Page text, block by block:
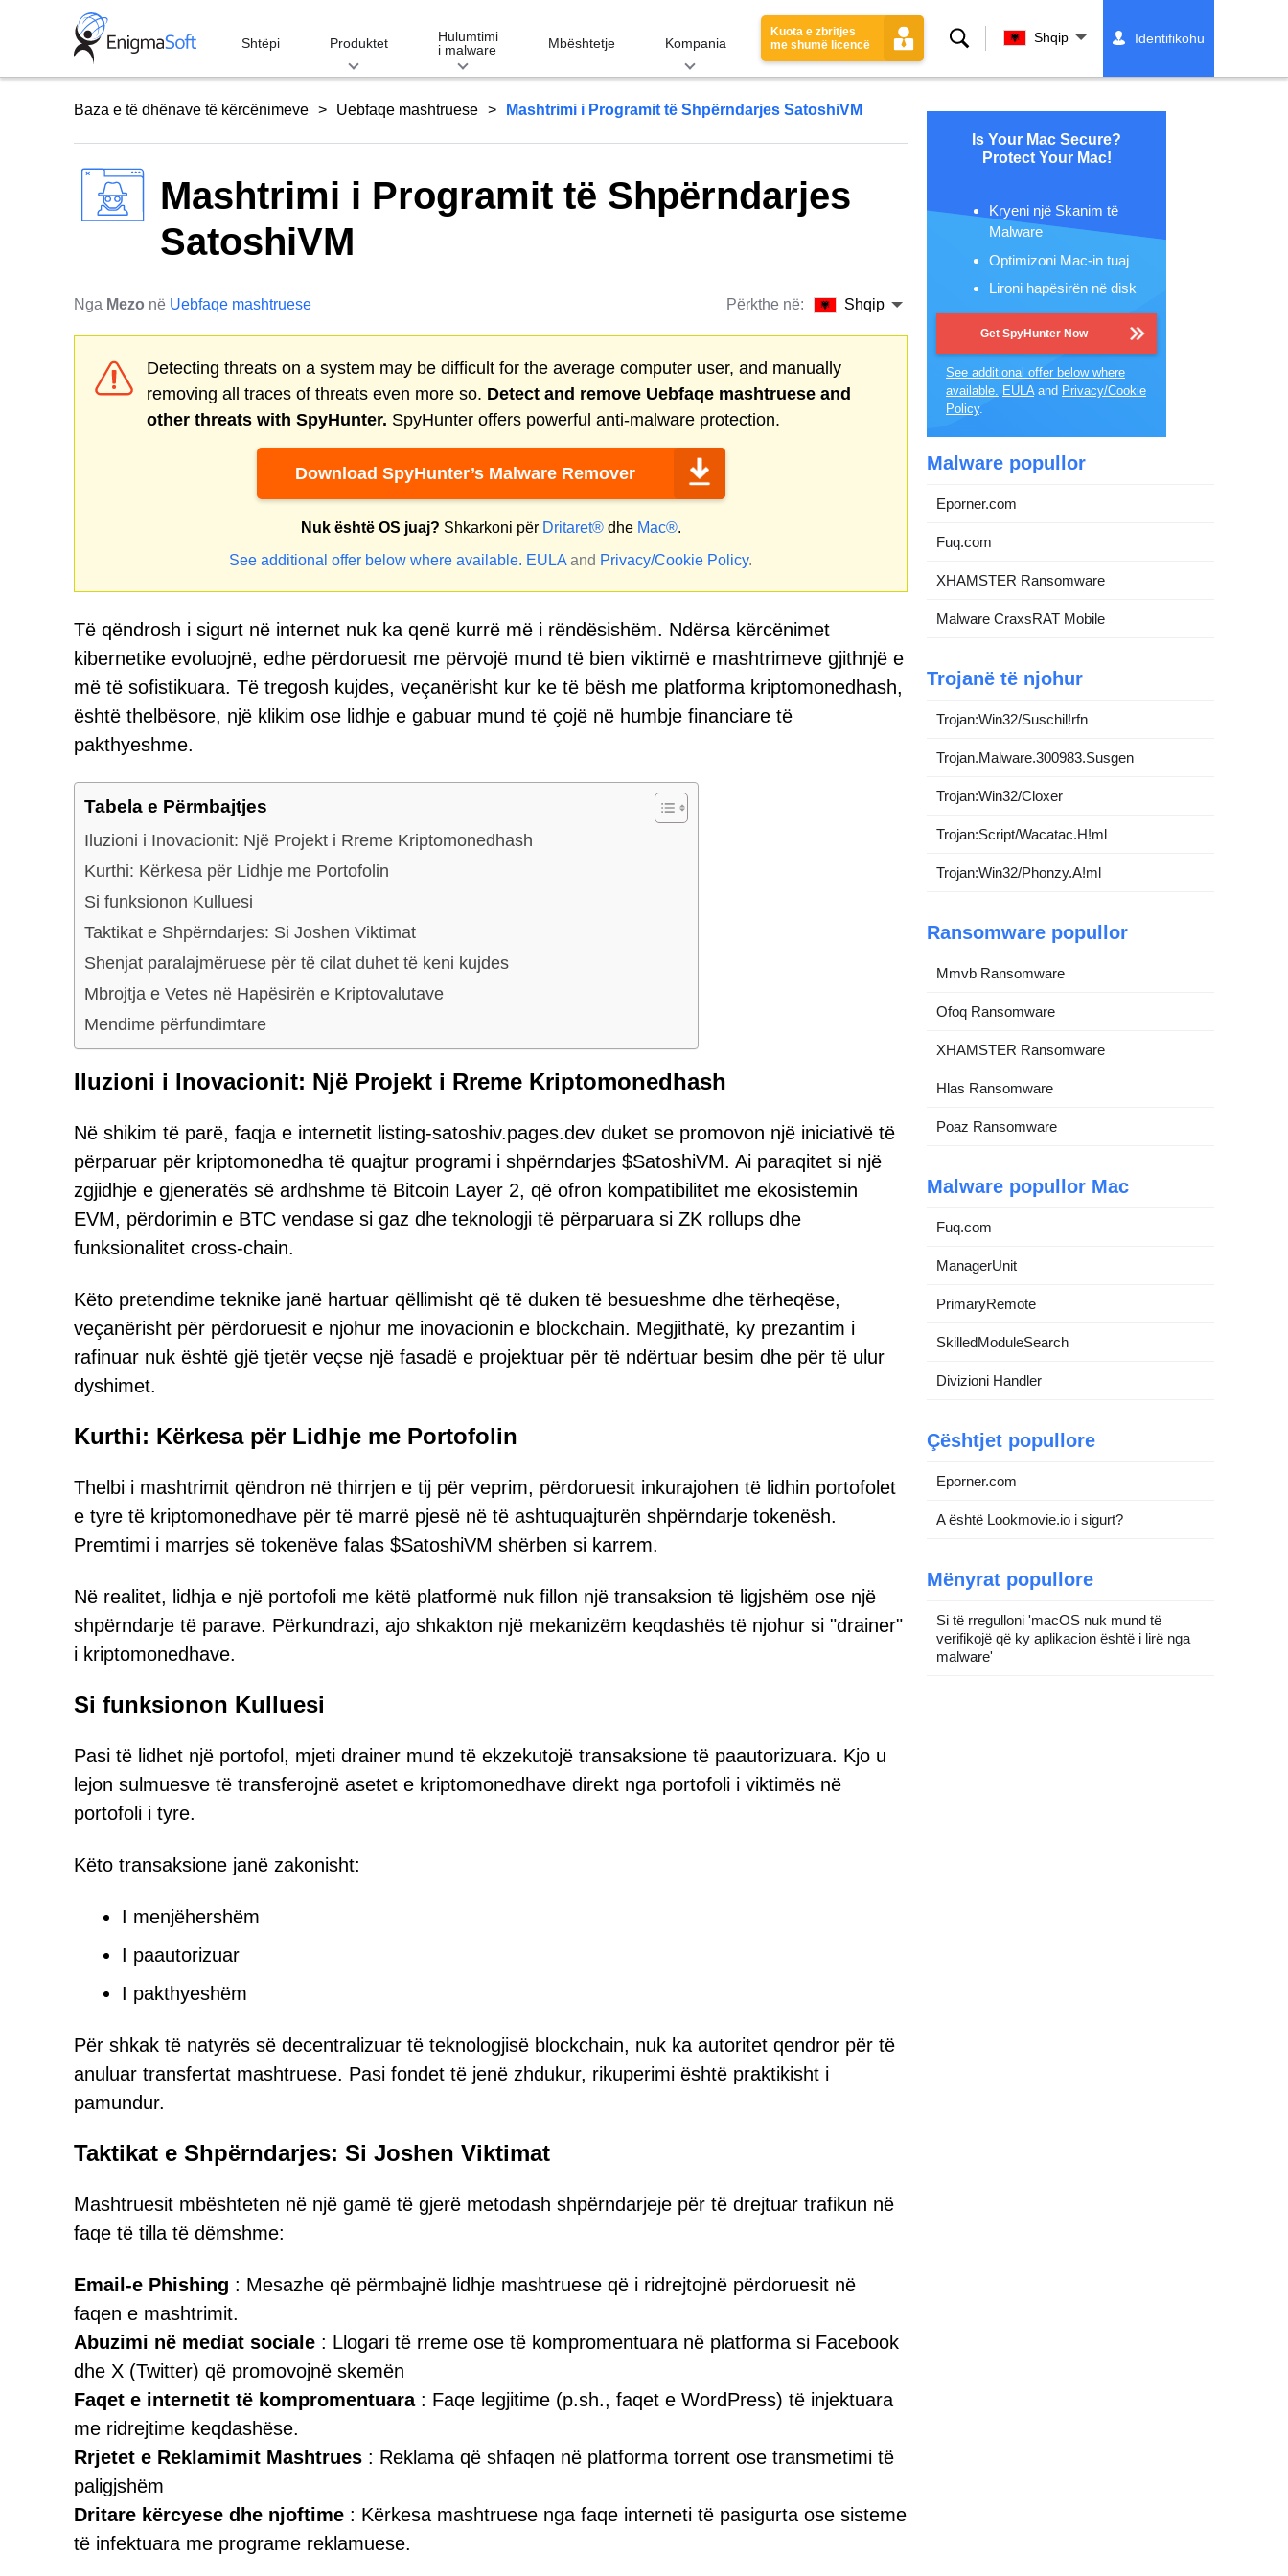
Shtëpi Produktet
Hulumtimi
i malware
Mbështetje Kompania
Kuota e zbritjes
me shumë licencë
Kërko Shqip Identifikohu
Baza e të dhënave të kërcënimeve Uebfaqe mashtruese Mashtrimi i Programit të Shpërndarjes SatoshiVM
Mashtrimi i Programit të Shpërndarjes
SatoshiVM
Nga Mezo në Uebfaqe mashtruese Përkthe në: Shqip
Detecting threats on a system may be difficult for the average computer user, and manually
removing all traces of threats even more so. Detect and remove Uebfaqe mashtruese and
other threats with SpyHunter. SpyHunter offers powerful anti-malware protection.
Download SpyHunter’s Malware Remover
Nuk është OS juaj? Shkarkoni për Dritaret®dhe Mac®.
See additional offer below where available. EULA and Privacy/Cookie Policy.
Të qëndrosh i sigurt në internet nuk ka qenë kurrë më i rëndësishëm. Ndërsa kërcënimet
kibernetike evoluojnë, edhe përdoruesit me përvojë mund të bien viktimë e mashtrimeve gjithnjë e
më të sofistikuara. Të tregosh kujdes, veçanërisht kur ke të bësh me platforma kriptomonedhash,
është thelbësore, një klikim ose lidhje e gabuar mund të çojë në humbje financiare të
pakthyeshme.
Tabela e Përmbajtjes
Iluzioni i Inovacionit: Një Projekt i Rreme Kriptomonedhash
Kurthi: Kërkesa për Lidhje me Portofolin
Si funksionon Kulluesi
Taktikat e Shpërndarjes: Si Joshen Viktimat
Shenjat paralajmëruese për të cilat duhet të keni kujdes
Mbrojtja e Vetes në Hapësirën e Kriptovalutave
Mendime përfundimtare
Iluzioni i Inovacionit: Një Projekt i Rreme Kriptomonedhash
Në shikim të parë, faqja e internetit listing-satoshiv.pages.dev duket se promovon një iniciativë të
përparuar për kriptomonedha të quajtur programi i shpërndarjes $SatoshiVM. Ai paraqitet si një
zgjidhje e gjeneratës së ardhshme të Bitcoin Layer 2, që ofron kompatibilitet me ekosistemin
EVM, përdorimin e BTC vendase si gaz dhe teknologji të përparuara si ZK rollups dhe
funksionalitet cross-chain.
Këto pretendime teknike janë hartuar qëllimisht që të duken të besueshme dhe tërheqëse,
veçanërisht për përdoruesit e njohur me inovacionin e blockchain. Megjithatë, ky prezantim i
rafinuar nuk është gjë tjetër veçse një fasadë e projektuar për të ndërtuar besim dhe për të ulur
dyshimet.
Kurthi: Kërkesa për Lidhje me Portofolin
Thelbi i mashtrimit qëndron në thirrjen e tij për veprim, përdoruesit inkurajohen të lidhin portofolet
e tyre të kriptomonedhave për të marrë pjesë në të ashtuquajturën shpërndarje tokenësh.
Premtimi i marrjes së tokenëve falas $SatoshiVM shërben si karrem.
Në realitet, lidhja e një portofoli me këtë platformë nuk fillon një transaksion të ligjshëm ose një
shpërndarje të parave. Përkundrazi, ajo shkakton një mekanizëm keqdashës të njohur si "drainer"
i kriptomonedhave.
Si funksionon Kulluesi
Pasi të lidhet një portofol, mjeti drainer mund të ekzekutojë transaksione të paautorizuara. Kjo u
lejon sulmuesve të transferojnë asetet e kriptomonedhave direkt nga portofoli i viktimës në
portofoli i tyre.
Këto transaksione janë zakonisht:
I menjëhershëm
I paautorizuar
I pakthyeshëm
Për shkak të natyrës së decentralizuar të teknologjisë blockchain, nuk ka autoritet qendror për të
anuluar transfertat mashtruese. Pasi fondet të jenë zhdukur, rikuperimi është praktikisht i
pamundur.
Taktikat e Shpërndarjes: Si Joshen Viktimat
Mashtruesit mbështeten në një gamë të gjerë metodash shpërndarjeje për të drejtuar trafikun në
faqe të tilla të dëmshme:
Email-e Phishing : Mesazhe që përmbajnë lidhje mashtruese që i ridrejtojnë përdoruesit në
faqen e mashtrimit.
Abuzimi në mediat sociale : Llogari të rreme ose të kompromentuara në platforma si Facebook
dhe X (Twitter) që promovojnë skemën
Faqet e internetit të kompromentuara: Faqe legjitime (p.sh., faqet e WordPress) të injektuara
me ridrejtime keqdashëse.
Rrjetet e Reklamimit Mashtrues : Reklama që shfaqen në platforma torrent ose transmetimi të
paligjshëm
Dritare kërcyese dhe njoftime : Kërkesa mashtruese nga faqe interneti të pasigurta ose sisteme
të infektuara me programe reklamuese.
Is Your Mac Secure?
Protect Your Mac!
Kryeni një Skanim të
Malware
Optimizoni Mac-in tuaj
Lironi hapësirën në disk
Get SpyHunter Now
See additional offer below where
available. EULAand Privacy/Cookie
Policy.
Malware popullor
Eporner.com
Fuq.com
XHAMSTER Ransomware
Malware CraxsRAT Mobile
Trojanë të njohur
Trojan:Win32/Suschil!rfn
Trojan.Malware.300983.Susgen
Trojan:Win32/Cloxer
Trojan:Script/Wacatac.H!ml
Trojan:Win32/Phonzy.A!ml
Ransomware popullor
Mmvb Ransomware
Ofoq Ransomware
XHAMSTER Ransomware
Hlas Ransomware
Poaz Ransomware
Malware popullor Mac
Fuq.com
ManagerUnit
PrimaryRemote
SkilledModuleSearch
Divizioni Handler
Çështjet popullore
Eporner.com
A është Lookmovie.io i sigurt?
Mënyrat popullore
Si të rregulloni 'macOS nuk mund të
verifikojë që ky aplikacion është i lirë nga
malware'